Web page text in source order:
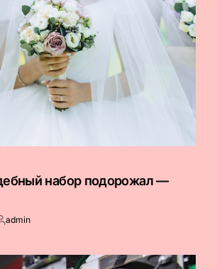
набор подорожал —
admin